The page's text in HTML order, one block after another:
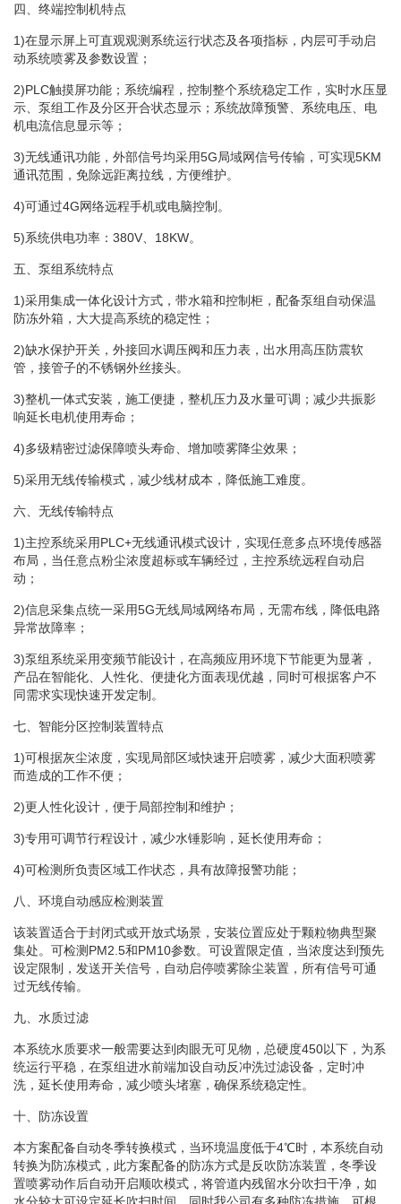
四、终端控制机特点
1)在显示屏上可直观观测系统运行状态及各项指标，内层可手动启
动系统喷雾及参数设置；
2)PLC触摸屏功能；系统编程，控制整个系统稳定工作，实时水压显
示、泵组工作及分区开合状态显示；系统故障预警、系统电压、电
机电流信息显示等；
3)无线通讯功能，外部信号均采用5G局域网信号传输，可实现5KM
通讯范围，免除远距离拉线，方便维护。
4)可通过4G网络远程手机或电脑控制。
5)系统供电功率：380V、18KW。
五、泵组系统特点
1)采用集成一体化设计方式，带水箱和控制柜，配备泵组自动保温
防冻外箱，大大提高系统的稳定性；
2)缺水保护开关，外接回水调压阀和压力表，出水用高压防震软
管，接管子的不锈钢外丝接头。
3)整机一体式安装，施工便捷，整机压力及水量可调；减少共振影
响延长电机使用寿命；
4)多级精密过滤保障喷头寿命、增加喷雾降尘效果；
5)采用无线传输模式，减少线材成本，降低施工难度。
六、无线传输特点
1)主控系统采用PLC+无线通讯模式设计，实现任意多点环境传感器
布局，当任意点粉尘浓度超标或车辆经过，主控系统远程自动启
动；
2)信息采集点统一采用5G无线局域网络布局，无需布线，降低电路
异常故障率；
3)泵组系统采用变频节能设计，在高频应用环境下节能更为显著，
产品在智能化、人性化、便捷化方面表现优越，同时可根据客户不
同需求实现快速开发定制。
七、智能分区控制装置特点
1)可根据灰尘浓度，实现局部区域快速开启喷雾，减少大面积喷雾
而造成的工作不便；
2)更人性化设计，便于局部控制和维护；
3)专用可调节行程设计，减少水锤影响，延长使用寿命；
4)可检测所负责区域工作状态，具有故障报警功能；
八、环境自动感应检测装置
该装置适合于封闭式或开放式场景，安装位置应处于颗粒物典型聚
集处。可检测PM2.5和PM10参数。可设置限定值，当浓度达到预先
设定限制，发送开关信号，自动启停喷雾除尘装置，所有信号可通
过无线传输。
九、水质过滤
本系统水质要求一般需要达到肉眼无可见物，总硬度450以下，为系
统运行平稳，在泵组进水前端加设自动反冲洗过滤设备，定时冲
洗，延长使用寿命，减少喷头堵塞，确保系统稳定性。
十、防冻设置
本方案配备自动冬季转换模式，当环境温度低于4℃时，本系统自动
转换为防冻模式，此方案配备的防冻方式是反吹防冻装置，冬季设
置喷雾动作后自动开启顺吹模式，将管道内残留水分吹扫干净，如